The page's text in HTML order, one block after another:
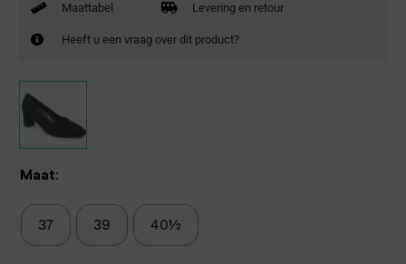
Maattabel Levering en retour
Heeft u een vraag over dit product?
Maat:
37 39 40½